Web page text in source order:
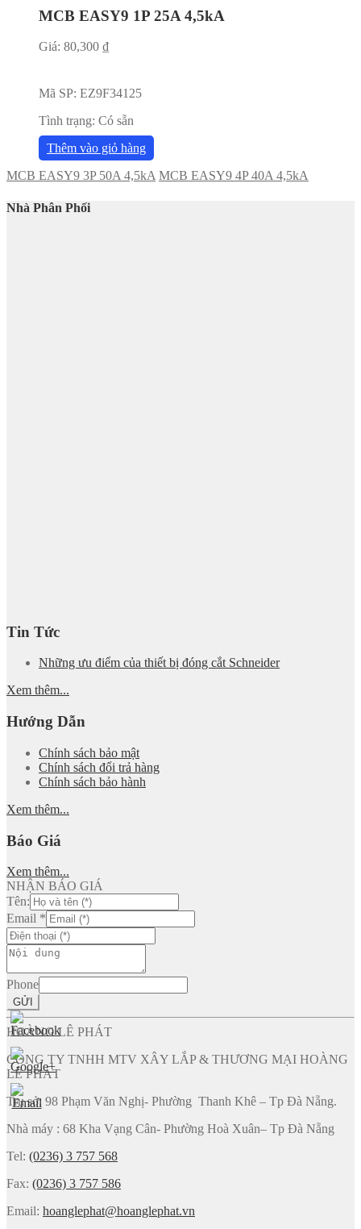
MCB EASY9 1P 25A 4,5kA
Giá: 80,300 ₫
Mã SP: EZ9F34125
Tình trạng: Có sẵn
Thêm vào giỏ hàng
MCB EASY9 3P 50A 4,5kA MCB EASY9 4P 40A 4,5kA
Nhà Phân Phối
Tin Tức
Những ưu điểm của thiết bị đóng cắt Schneider
Xem thêm...
Hướng Dẫn
Chính sách bảo mật
Chính sách đổi trả hàng
Chính sách bảo hành
Xem thêm...
Báo Giá
Xem thêm...
NHẬN BÁO GIÁ
Tên:
Email *
Phone
GỬI
HOÀNG LÊ PHÁT
CÔNG TY TNHH MTV XÂY LẮP & THƯƠNG MẠI HOÀNG
LÊ PHÁT
Trụ sở: 98 Phạm Văn Nghị- Phường Thanh Khê – Tp Đà Nẵng.
Nhà máy : 68 Kha Vạng Cân- Phường Hoà Xuân– Tp Đà Nẵng
Tel: (0236) 3 757 568
Fax: (0236) 3 757 586
Email: hoanglephat@hoanglephat.vn